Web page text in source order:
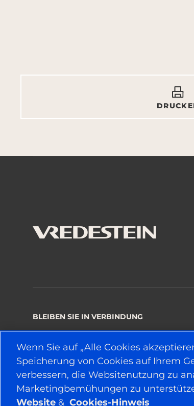
BLEIBEN SIE IN VERBINDUNG
Wenn Sie auf „Alle Cookies
Speicherung von Cookies auf Ihrem
verbessern, die Websitenutzung zu
Marketingbemühungen zu
Website & Cookies-Hinweis